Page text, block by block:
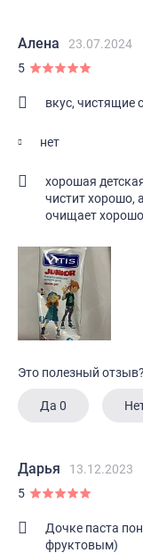
Алена
23.07.2024
5
вкус, чистящие
нет
хорошая
чистит хорошо,
очищает хорошо
Это полезный отзыв?
Да 0
Дарья
13.12.2023
5
Дочке паста
фруктовым)